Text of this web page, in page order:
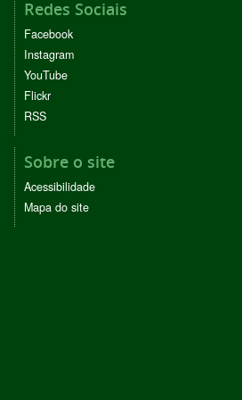
Redes Sociais
Facebook
Instagram
YouTube
Flickr
RSS
Sobre o site
Acessibilidade
Mapa do site